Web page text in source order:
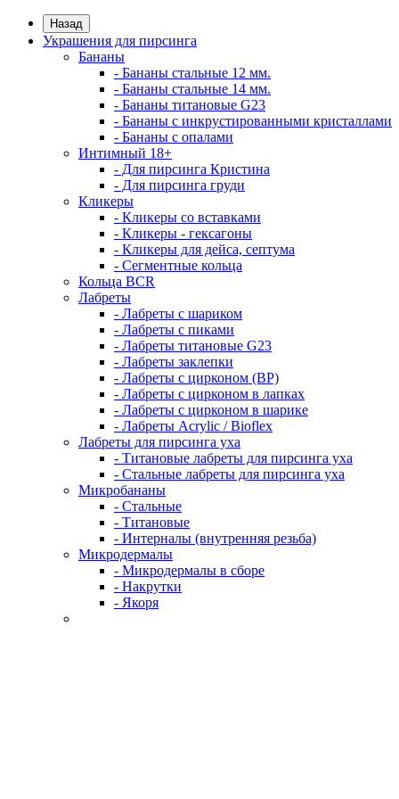
Назад
Украшения для пирсинга
Бананы
- Бананы стальные 12 мм.
- Бананы стальные 14 мм.
- Бананы титановые G23
- Бананы с инкрустированными кристаллами
- Бананы с опалами
Интимный 18+
- Для пирсинга Кристина
- Для пирсинга груди
Кликеры
- Кликеры со вставками
- Кликеры - гексагоны
- Кликеры для дейса, септума
- Сегментные кольца
Кольца BCR
Лабреты
- Лабреты с шариком
- Лабреты с пиками
- Лабреты титановые G23
- Лабреты заклепки
- Лабреты с цирконом (ВР)
- Лабреты с цирконом в лапках
- Лабреты с цирконом в шарике
- Лабреты Acrylic / Bioflex
Лабреты для пирсинга уха
- Титановые лабреты для пирсинга уха
- Стальные лабреты для пирсинга уха
Микробананы
- Стальные
- Титановые
- Интерналы (внутренняя резьба)
Микродермалы
- Микродермалы в сборе
- Накрутки
- Якоря